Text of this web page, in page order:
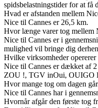
spidsbelastningstider for at få
Hvad er afstanden mellem
Nice til Cannes er 26,5 km.
Hvor længe varer tog mellem
Nice til Cannes er i
mulighed vil bringe dig
Hvilke virksomheder
Nice til Cannes er dækket af
ZOU !, TGV inOui, OUIGO
Hvor mange tog om dagen
Nice til Cannes har i
Hvornår afgår den første tog